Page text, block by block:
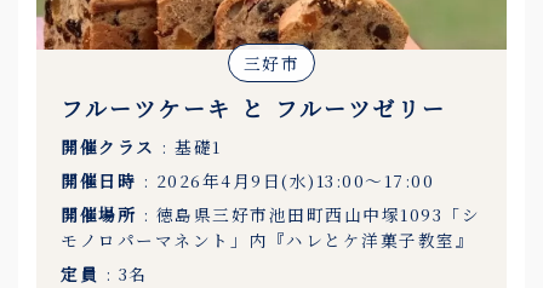
三好市
フルーツケーキ と フルーツゼリー
開催クラス : 基礎1
開催日時 : 2026年4月9日(水)13:00〜17:00
開催場所 : 徳島県三好市池田町西山中塚1093「シ
モノロパーマネント」内『ハレとケ洋菓子教室』
定員 : 3名